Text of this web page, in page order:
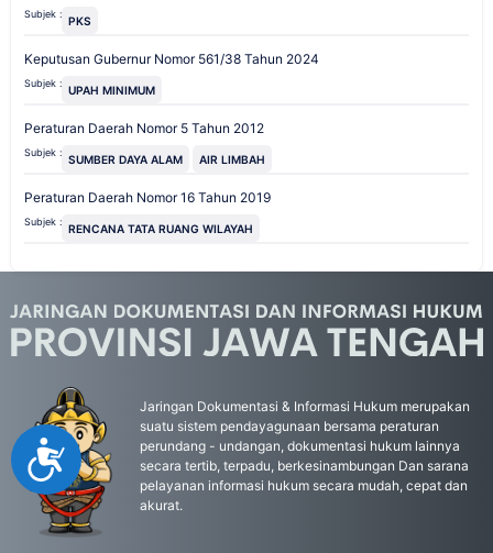
Accessibility
Subjek : PKS
Keputusan Gubernur Nomor 561/38 Tahun 2024
Subjek : UPAH MINIMUM
Peraturan Daerah Nomor 5 Tahun 2012
Subjek : SUMBER DAYA ALAM AIR LIMBAH
Peraturan Daerah Nomor 16 Tahun 2019
Subjek : RENCANA TATA RUANG WILAYAH
Jaringan Dokumentasi & Informasi Hukum merupakan
suatu sistem pendayagunaan bersama peraturan
perundang - undangan, dokumentasi hukum lainnya
secara tertib, terpadu, berkesinambungan Dan sarana
pelayanan informasi hukum secara mudah, cepat dan
akurat.